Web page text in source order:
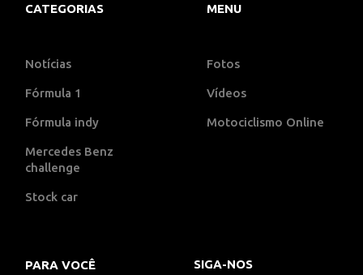
CATEGORIAS
Notícias
Fórmula 1
Fórmula indy
Mercedes Benz
challenge
Stock car
MENU
Fotos
Vídeos
Motociclismo Online
PARA VOCÊ SIGA-NOS